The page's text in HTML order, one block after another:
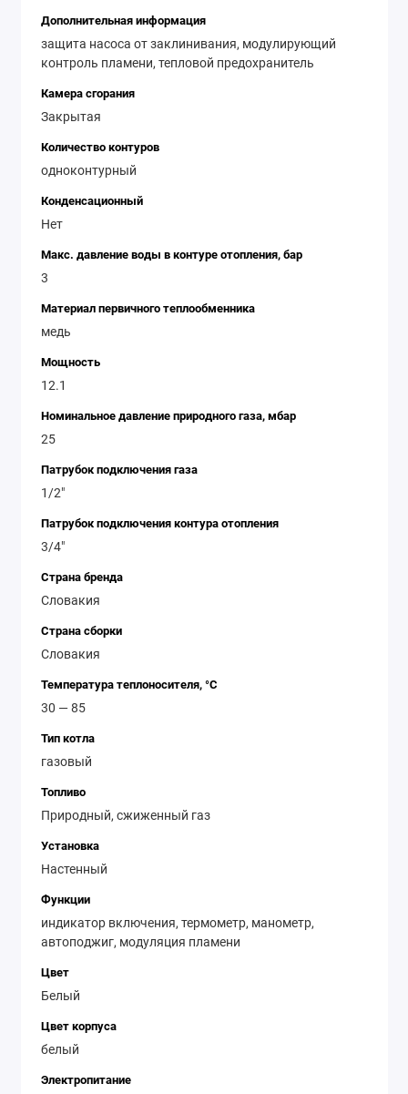
Дополнительная информация
защита насоса от заклинивания, модулирующий
контроль пламени, тепловой предохранитель
Камера сгорания
Закрытая
Количество контуров
одноконтурный
Конденсационный
Нет
Макс. давление воды в контуре отопления, бар
3
Материал первичного теплообменника
медь
Мощность
12.1
Номинальное давление природного газа, мбар
25
Патрубок подключения газа
1/2"
Патрубок подключения контура отопления
3/4"
Страна бренда
Словакия
Страна сборки
Словакия
Температура теплоносителя, °С
30 — 85
Тип котла
газовый
Топливо
Природный, сжиженный газ
Установка
Настенный
Функции
индикатор включения, термометр, манометр,
автоподжиг, модуляция пламени
Цвет
Белый
Цвет корпуса
белый
Электропитание